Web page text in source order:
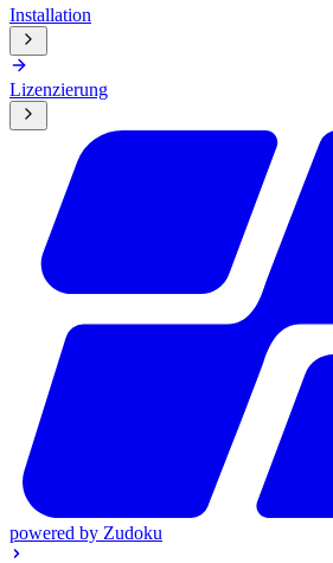
Installation
Lizenzierung
powered by Zudoku